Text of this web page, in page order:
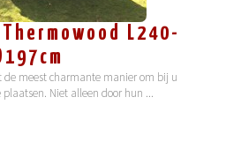
L240-
meest charmante manier om bij u
Niet alleen door hun ...